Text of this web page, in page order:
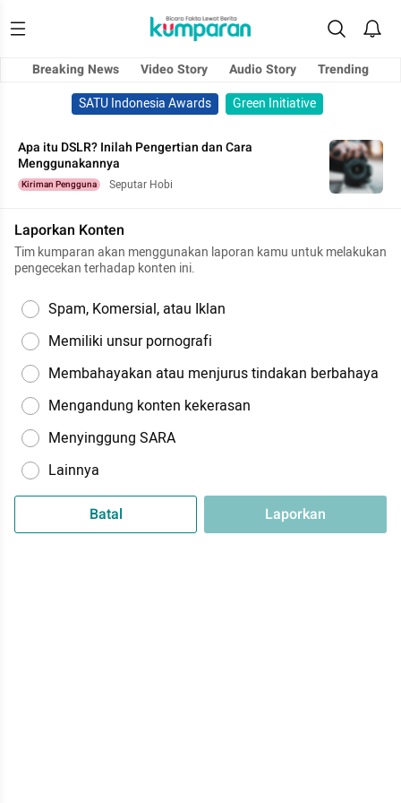
Breaking News Video Story Audio Story
Trending
SATU Indonesia Awards
Green Initiative
Apa itu DSLR? Inilah Pengertian dan Cara
Menggunakannya
Kiriman Pengguna Seputar Hobi
Laporkan Konten
Tim kumparan akan menggunakan laporan kamu untuk melakukan
pengecekan terhadap konten ini.
Spam, Komersial, atau Iklan
Memiliki unsur pornografi
Membahayakan atau menjurus tindakan berbahaya
Mengandung konten kekerasan
Menyinggung SARA
Lainnya
Batal Laporkan